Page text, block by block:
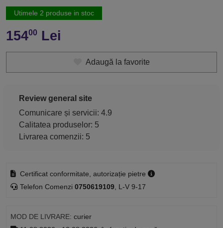
Utimele 2 produse in stoc
15400Lei
Adaugă la favorite
Review general site
Comunicare și servicii: 4.9
Calitatea produselor: 5
Livrarea comenzii: 5
Certificat conformitate, autorizație pietre
Telefon Comenzi 0750619109, L-V 9-17
MOD DE LIVRARE: curier